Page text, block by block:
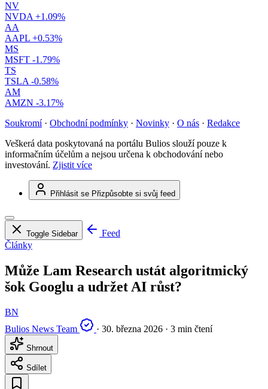
NV
NVDA +1.09%
AA
AAPL +0.53%
MS
MSFT -1.79%
TS
TSLA -0.58%
AM
AMZN -3.17%
Soukromí · Obchodní podmínky · Novinky · O nás · Redakce
Veškerá data poskytovaná na portálu Bulios slouží pouze k
informačním účelům a nejsou určena k obchodování nebo
investování. Zjistit více
Přihlásit se Přizpůsobte si svůj feed
Toggle Sidebar
Feed
Články
Může Lam Research ustát algoritmický
šok Googlu a udržet AI růst?
BN
Bulios News Team
· 30. března 2026 · 3 min čtení
Shrnout
Sdílet